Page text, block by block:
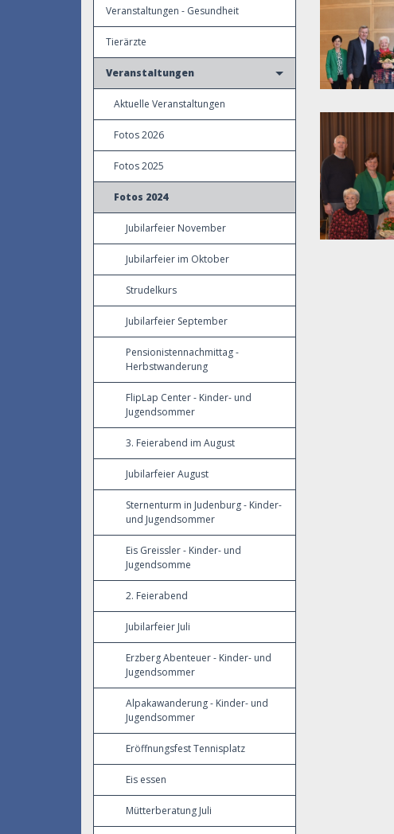
Veranstaltungen - Gesundheit
Tierärzte
Veranstaltungen
Aktuelle Veranstaltungen
Fotos 2026
Fotos 2025
Fotos 2024
Jubilarfeier November
Jubilarfeier im Oktober
Strudelkurs
Jubilarfeier September
Pensionistennachmittag -
Herbstwanderung
FlipLap Center - Kinder- und
Jugendsommer
3. Feierabend im August
Jubilarfeier August
Sternenturm in Judenburg - Kinder-
und Jugendsommer
Eis Greissler - Kinder- und
Jugendsomme
2. Feierabend
Jubilarfeier Juli
Erzberg Abenteuer - Kinder- und
Jugendsommer
Alpakawanderung - Kinder- und
Jugendsommer
Eröffnungsfest Tennisplatz
Eis essen
Mütterberatung Juli